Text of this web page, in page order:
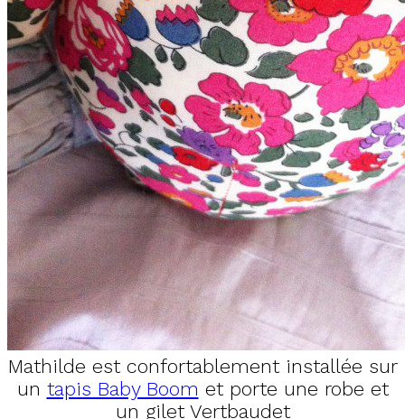
Mathilde est confortablement installée sur
un tapis Baby Boom et porte une robe et
un gilet Vertbaudet